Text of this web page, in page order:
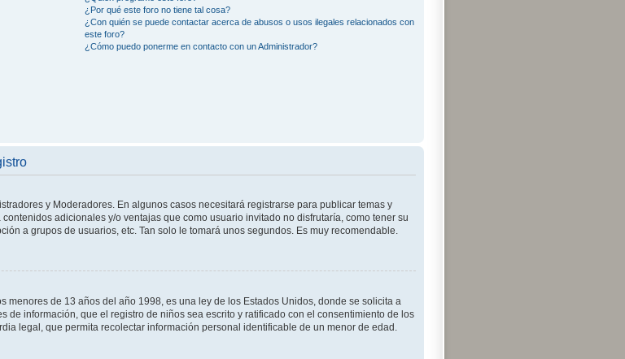
¿Por qué este foro no tiene tal cosa?
¿Con quién se puede contactar acerca de abusos o usos ilegales relacionados con
este foro?
¿Cómo puedo ponerme en contacto con un Administrador?
y Moderadores. En algunos casos necesitará registrarse para publicar temas y
adicionales y/o ventajas que como usuario invitado no disfrutaría, como tener su
a grupos de usuarios, etc. Tan solo le tomará unos segundos. Es muy recomendable.
menores de 13 años del año 1998, es una ley de los Estados Unidos, donde se solicita a
de información, que el registro de niños sea escrito y ratificado con el consentimiento de los
legal, que permita recolectar información personal identificable de un menor de edad.